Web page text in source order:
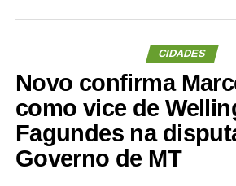
CIDADES
Novo confirma
como vice de
Fagundes na
Governo de MT